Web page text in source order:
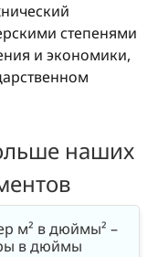
степенями
и экономики,
наших
м² в дюймы² –
в дюймы